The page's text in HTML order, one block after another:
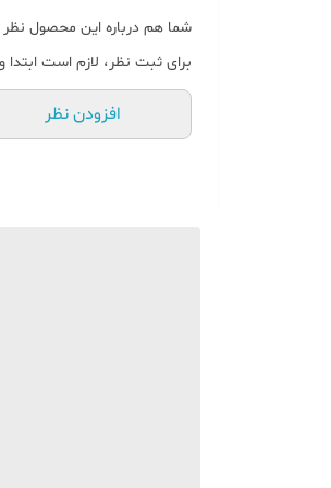
شما هم درباره این محصول نظر
برای ثبت نظر، لازم است
افزودن نظر